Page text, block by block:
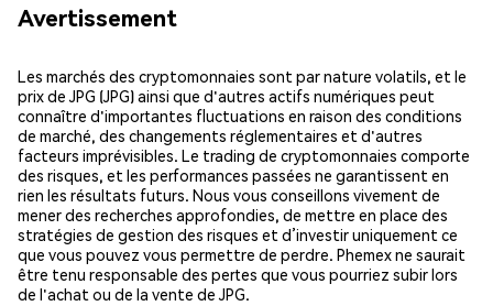
Avertissement
Les marchés des cryptomonnaies sont par nature volatils, et le
prix de JPG (JPG) ainsi que d'autres actifs numériques peut
connaître d'importantes fluctuations en raison des conditions
de marché, des changements réglementaires et d'autres
facteurs imprévisibles. Le trading de cryptomonnaies comporte
des risques, et les performances passées ne garantissent en
rien les résultats futurs. Nous vous conseillons vivement de
mener des recherches approfondies, de mettre en place des
stratégies de gestion des risques et d’investir uniquement ce
que vous pouvez vous permettre de perdre. Phemex ne saurait
être tenu responsable des pertes que vous pourriez subir lors
de l'achat ou de la vente de JPG.